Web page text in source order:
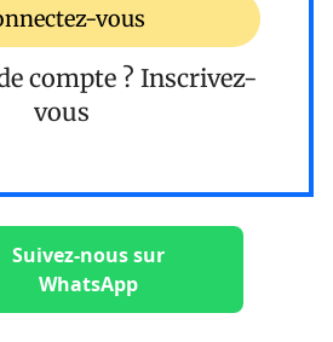
vous
compte ? Inscrivez-
vous
Suivez-nous sur
WhatsApp